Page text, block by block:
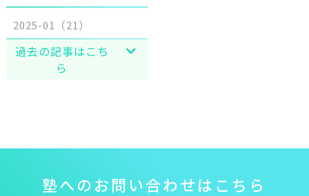
2025-01（21）
過去の記事はこち
ら
塾への お問い合わせは こ ち ら